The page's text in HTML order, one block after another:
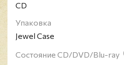
CD
Упаковка
Jewel Case
Состояние CD/DVD/Blu-ray